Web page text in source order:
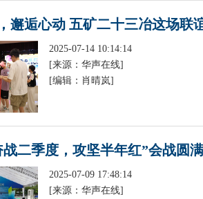
邂逅心动 五矿二十三冶这场联
2025-07-14 10:14:14
[来源：华声在线]
[编辑：肖晴岚]
战二季度，攻坚半年红”会战圆
2025-07-09 17:48:14
[来源：华声在线]